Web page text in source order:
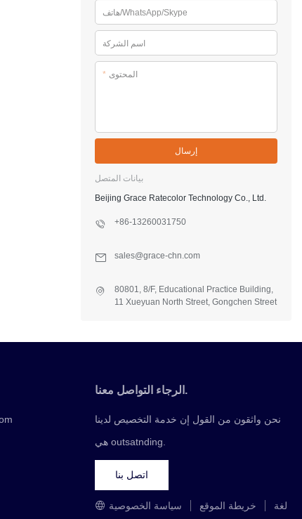
هاتف/WhatsApp/Skype
اسم الشركة
* المحتوى
إرسال
بيانات المتصل
Beijing Grace Ratecolor Technology Co., Ltd.
+86-13260031750
sales@grace-chn.com
80801, 8/F, Educational Practice Building,
11 Xueyuan North Street, Gongchen Street
الرجاء التواصل معنا.
نحن واثقون من القول إن خدمة التخصيص لدينا
هي outsatnding.
اتصل بنا
لغة خريطة الموقع سياسة الخصوصية